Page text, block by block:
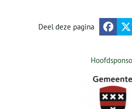
Deel deze pagina